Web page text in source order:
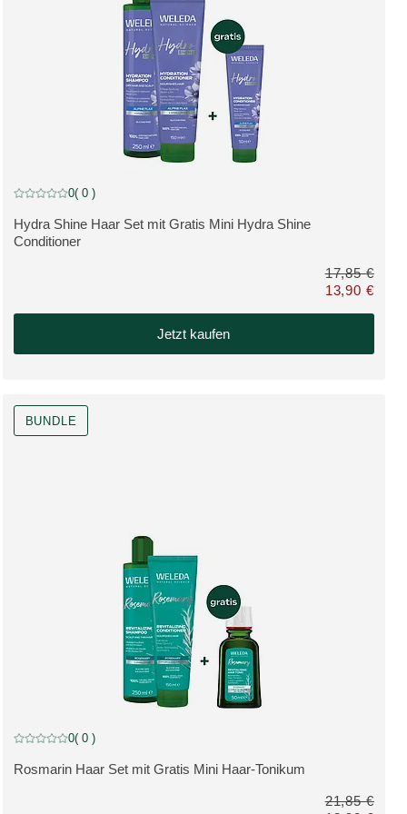
BUNDLE, reduzierter Artikel
MEHR ZUM PRODUKT:
Hydra Shine Haar Set mit Gratis Mini Hydra Shine
Conditioner
Aktuelle Bewertung: 0 von 5 Sternen bewertet von 0 Kunden
0( 0 )
17,85 €
13,90 €
Jetzt kaufen
BUNDLE
BUNDLE, reduzierter Artikel
MEHR ZUM PRODUKT:
Rosmarin Haar Set mit Gratis Mini Haar-Tonikum
Aktuelle Bewertung: 0 von 5 Sternen bewertet von 0 Kunden
0( 0 )
21,85 €